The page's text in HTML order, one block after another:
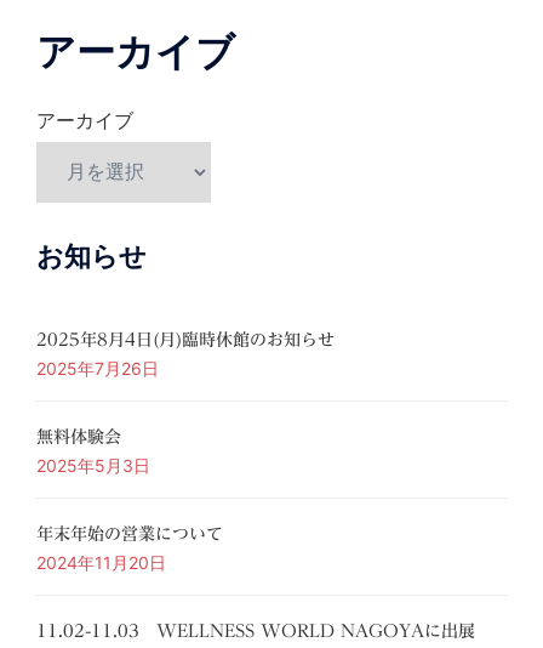
アーカイブ
アーカイブ
お知らせ
2025年8月4日(月)臨時休館のお知らせ
2025年7月26日
無料体験会
2025年5月3日
年末年始の営業について
2024年11月20日
11.02-11.03 WELLNESS WORLD NAGOYAに出展